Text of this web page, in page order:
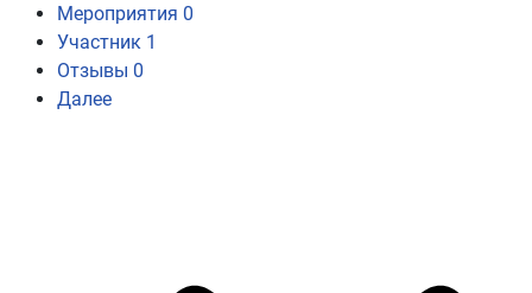
Мероприятия 0
Участник 1
Отзывы 0
Далее